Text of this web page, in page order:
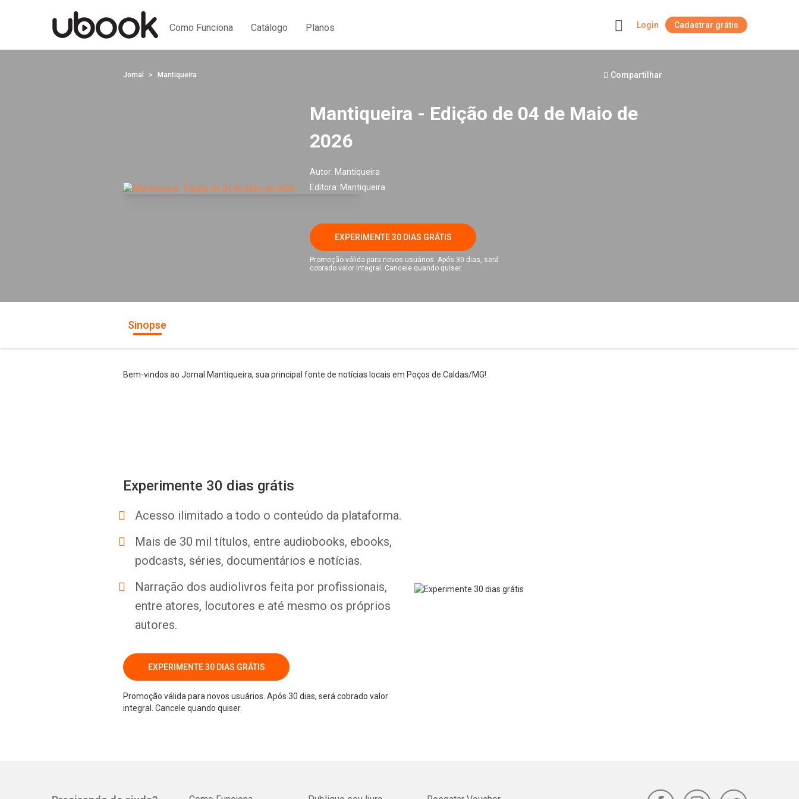
Como Funciona Catálogo Planos Login Cadastrar grátis
Jornal Mantiqueira Compartilhar
Mantiqueira - Edição de 04 de Maio de
2026
Autor: Mantiqueira
Editora: Mantiqueira
EXPERIMENTE 30 DIAS GRÁTIS
Promoção válida para novos usuários. Após 30 dias, será
cobrado valor integral. Cancele quando quiser.
Sinopse
Bem-vindos ao Jornal Mantiqueira, sua principal fonte de notícias locais em Poços de Caldas/MG!
Experimente 30 dias grátis
Acesso ilimitado a todo o conteúdo da plataforma.
Mais de 30 mil títulos, entre audiobooks, ebooks,
podcasts, séries, documentários e notícias.
Narração dos audiolivros feita por profissionais,
entre atores, locutores e até mesmo os próprios
autores.
EXPERIMENTE 30 DIAS GRÁTIS
Promoção válida para novos usuários. Após 30 dias, será cobrado valor
integral. Cancele quando quiser.
Whatsapp Facebook